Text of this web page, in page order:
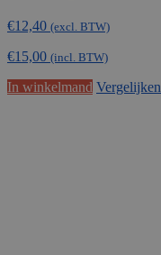
€12,40 (excl. BTW)
€15,00 (incl. BTW)
In winkelmand Vergelijken